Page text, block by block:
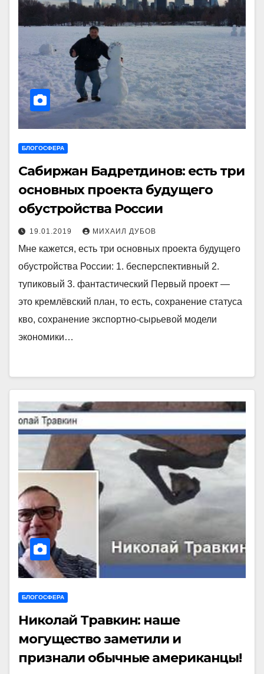
БЛОГОСФЕРА
Cабиржан Бадретдинов: есть три
основных проекта будущего
обустройства России
19.01.2019 МИХАИЛ ДУБОВ
Мне кажется, есть три основных проекта будущего
обустройства России: 1. бесперспективный 2.
тупиковый 3. фантастический Первый проект —
это кремлёвский план, то есть, сохранение статуса
кво, сохранение экспортно-сырьевой модели
экономики…
БЛОГОСФЕРА
Николай Травкин: наше
могущество заметили и
признали обычные американцы!